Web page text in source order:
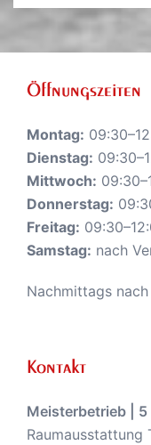
Öffnungszeiten
Montag:
Dienstag:
Mittwoch:
Donnerstag:
Freitag:
Samstag: nach
Nachmittags
Kontakt
Meisterbetrieb |
Raumausstattung